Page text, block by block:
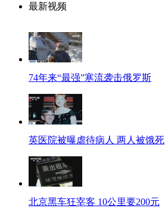
最新视频
74年来“最强”寒流袭击俄罗斯
英医院被曝虐待病人 两人被饿死
北京黑车狂宰客 10公里要200元